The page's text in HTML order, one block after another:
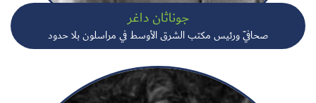
جوناثان داغر
صحافيّ ورئيس مكتب الشرق الأوسط في مراسلون بلا حدود